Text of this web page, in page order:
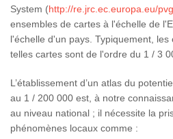
System (http://re.jrc.ec.europa.eu/
ensembles de cartes à l'échelle de
l'échelle d'un pays. Typiquement,
telles cartes sont de l'ordre du 1 / 3
L’établissement d’un atlas du
au 1 / 200 000 est, à notre
au niveau national ; il nécessite la
phénomènes locaux comme :